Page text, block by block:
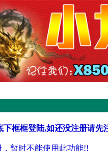
框框登陆,如还没注册请先
暂时不能使用此功能!!